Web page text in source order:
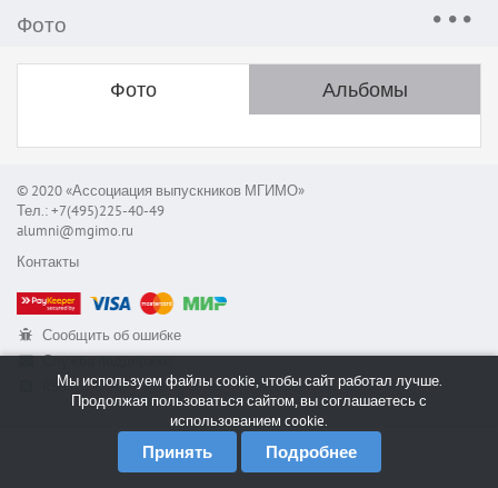
Фото
Фото Альбомы
© 2020 «Ассоциация выпускников МГИМО»
Тел.: +7(495)225-40-49
alumni@mgimo.ru
Контакты
Сообщить об ошибке
Служба поддержки
RSSМы используем файлы cookie, чтобы сайт работал лучше.
Продолжая пользоваться сайтом, вы соглашаетесь с
использованием cookie.
Принять Подробнее